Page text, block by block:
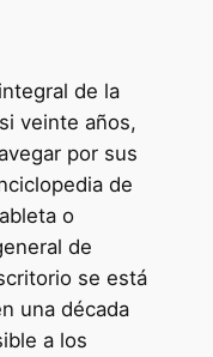
de la
veinte años,
por sus
de
o
de
se está
una década
a los